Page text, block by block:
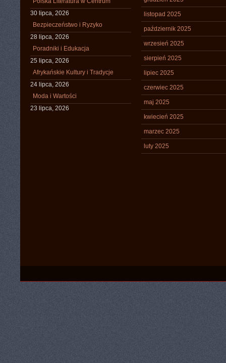
30 lipca, 2026
Bezpieczeństwo i Ryzyko
28 lipca, 2026
Poradniki i Edukacja
25 lipca, 2026
Afrykańskie Kultury i Tradycje
24 lipca, 2026
Moda i Wartości
23 lipca, 2026
listopad 2025
październik 2025
wrzesień 2025
sierpień 2025
lipiec 2025
czerwiec 2025
maj 2025
kwiecień 2025
marzec 2025
luty 2025